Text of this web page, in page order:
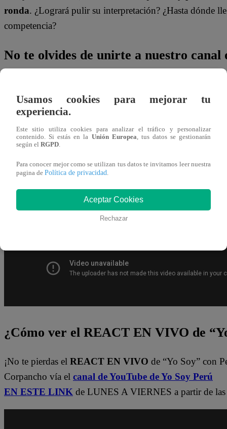
ronda. ¿Logrará pulir su interpretación? ¿Hasta dónde
competencia?
No te olvides de unirte a nuestro canal
los talentos, obtén datos inéditos y noticias de última
canal de Youtube deYo Soy Perú. También pueden
delLatina.pe en ESTE enlace.
¿Cómo ver el REACT EN VIVO de
¡No te pierdas el REACT EN VIVO de “Yo Soy” con
Corpancho vía el canal de YouTube de Yo Soy Perú
EN ESTE LINK de LUNES A VIERNES a partir de
Usamos cookies para mejorar tu
experiencia.
Este sitio utiliza cookies para analizar el tráfico y personalizar
contenido. Si estás en la Unión Europea, tus datos se gestionarán
según el RGPD.
Para conocer mejor como se utilizan tus datos te invitamos leer nuestra
pagina de Política de privacidad.
Aceptar Cookies
Rechazar